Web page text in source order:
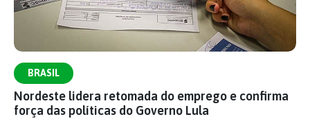
BRASIL
Nordeste lidera retomada do emprego e confirma
força das políticas do Governo Lula